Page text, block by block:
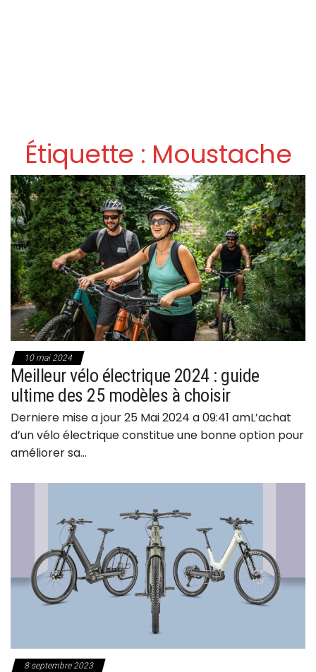
Étiquette : Moustache
10 mai 2024
Meilleur vélo électrique 2024 : guide
ultime des 25 modèles à choisir
Derniere mise a jour 25 Mai 2024 a 09:41 amL’achat
d’un vélo électrique constitue une bonne option pour
améliorer sa…
8 septembre 2023